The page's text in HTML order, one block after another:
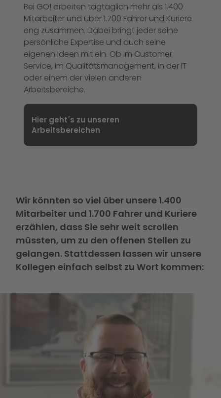
Bei GO! arbeiten tagtäglich mehr als 1.400
Mitarbeiter und über 1.700 Fahrer und Kuriere
eng zusammen. Dabei bringt jeder seine
persönliche Expertise und auch seine
eigenen Ideen mit ein. Ob im Customer
Service, im Qualitätsmanagement, in der IT
oder einem der vielen anderen
Arbeitsbereiche.
Hier geht´s zu unseren
Arbeitsbereichen
Wir könnten so viel über unsere 1.400
Mitarbeiter und 1.700 Fahrer und Kuriere
erzählen, dass Sie sehr weit scrollen
müssten, um zu den offenen Stellen zu
gelangen. Stattdessen lassen wir unsere
Kollegen einfach selbst zu Wort kommen: